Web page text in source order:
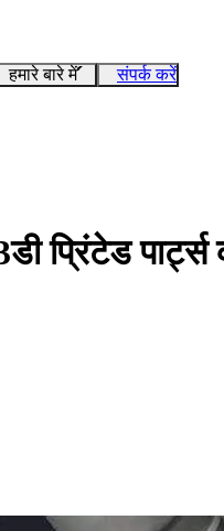
हमारे बारे में संपर्क करें
प्रिंटेड